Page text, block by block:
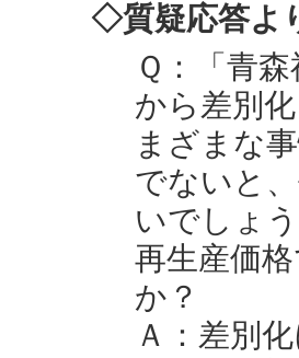
◇質疑応答よ
Ｑ：「青
から差別
まざまな
でないと
いでしょ
再生産価
か？
Ａ：差別